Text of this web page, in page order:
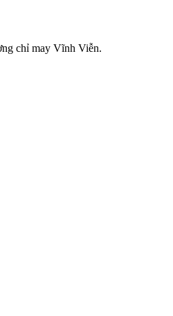
chỉ may Vĩnh Viễn.